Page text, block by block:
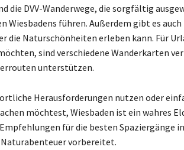
die DVV-Wanderwege, die sorgfältig
Wiesbadens führen. Außerdem gibt es
die Naturschönheiten erleben kann. Für
sind verschiedene Wanderkarten
unterstützen.
Herausforderungen nutzen oder
möchtest, Wiesbaden ist ein wahres
für die besten Spaziergänge
vorbereitet.